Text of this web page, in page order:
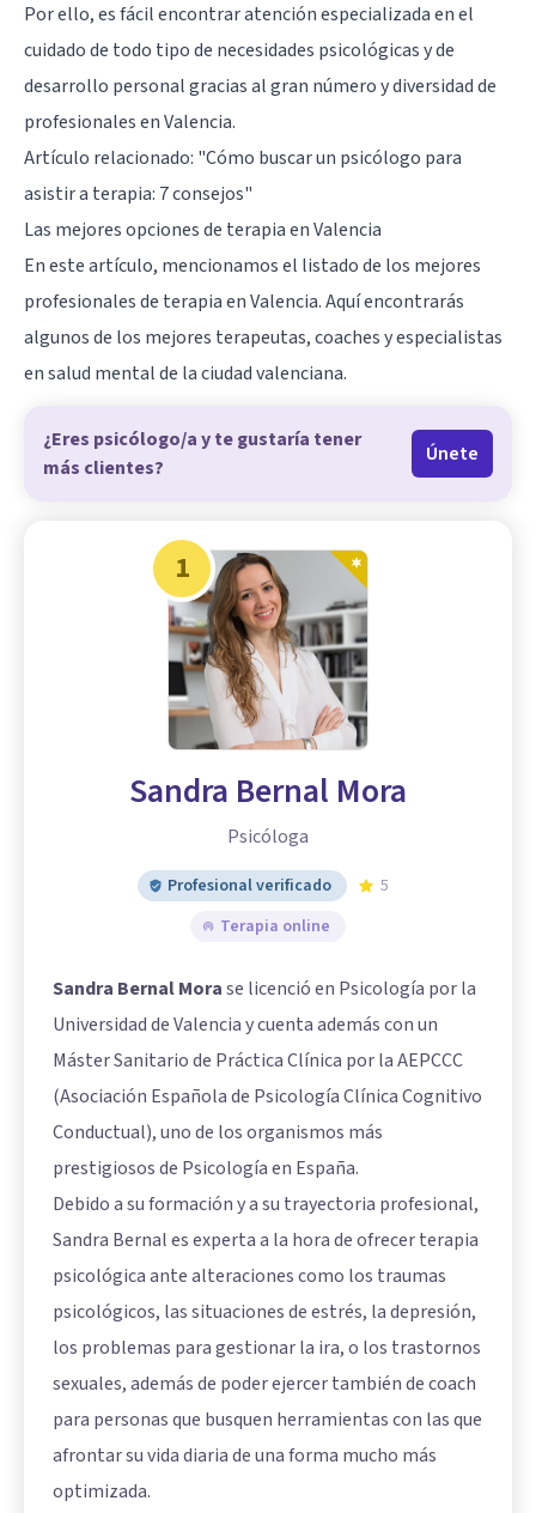
Por ello, es fácil encontrar atención especializada en el
cuidado de todo tipo de necesidades psicológicas y de
desarrollo personal gracias al gran número y diversidad de
profesionales en Valencia.
Artículo relacionado: "Cómo buscar un psicólogo para
asistir a terapia: 7 consejos"
Las mejores opciones de terapia en Valencia
En este artículo, mencionamos el listado de los mejores
profesionales de terapia en Valencia. Aquí encontrarás
algunos de los mejores terapeutas, coaches y especialistas
en salud mental de la ciudad valenciana.
¿Eres psicólogo/a y te gustaría tener
más clientes?
Únete
1
Sandra Bernal Mora
Psicóloga
Profesional verificado
5
Terapia online
Sandra Bernal Morase licenció en Psicología por la
Universidad de Valencia y cuenta además con un
Máster Sanitario de Práctica Clínica por la AEPCCC
(Asociación Española de Psicología Clínica Cognitivo
Conductual), uno de los organismos más
prestigiosos de Psicología en España.
Debido a su formación y a su trayectoria profesional,
Sandra Bernal es experta a la hora de ofrecer terapia
psicológica ante alteraciones como los traumas
psicológicos, las situaciones de estrés, la depresión,
los problemas para gestionar la ira, o los trastornos
sexuales, además de poder ejercer también de coach
para personas que busquen herramientas con las que
afrontar su vida diaria de una forma mucho más
optimizada.